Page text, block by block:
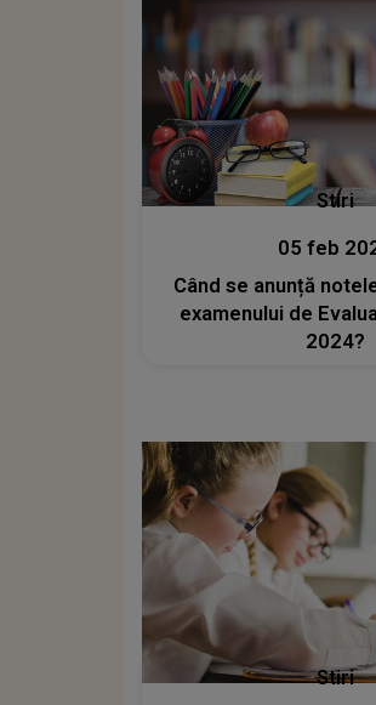
Stiri
05 feb
Când se anunță
examenului de
2024?
Stiri